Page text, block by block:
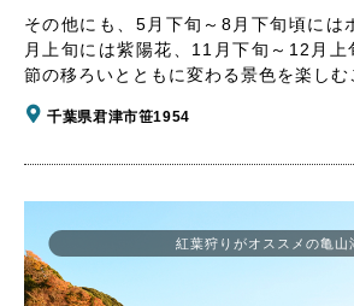
その他にも、5月下旬～8月下旬頃には
月上旬には紫陽花、11月下旬～12月
節の移ろいとともに変わる景色を楽しむ
千葉県君津市笹1954
紅葉狩りがオススメの亀山